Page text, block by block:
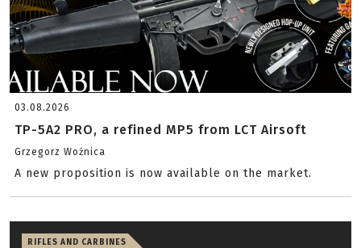
03.08.2026
TP-5A2 PRO, a refined MP5 from LCT Airsoft
Grzegorz Woźnica
A new proposition is now available on the market.
RIFLES AND CARBINES